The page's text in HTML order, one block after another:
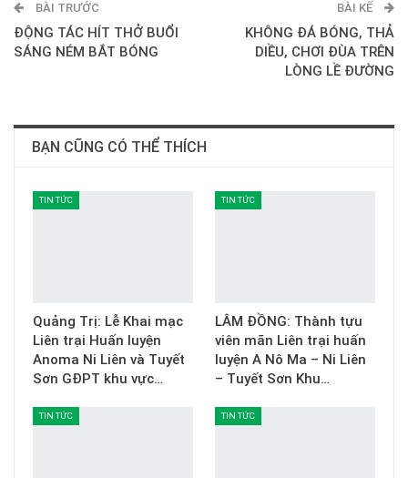
E-mail
BÀI TRƯỚC
ĐỘNG TÁC HÍT THỞ BUỔI
SÁNG NÉM BẮT BÓNG
BÀI KẾ
KHÔNG ĐÁ BÓNG, THẢ
DIỀU, CHƠI ĐÙA TRÊN
LÒNG LỀ ĐƯỜNG
BẠN CŨNG CÓ THỂ THÍCH
TIN TỨC
Quảng Trị: Lễ Khai mạc
Liên trại Huấn luyện
Anoma Ni Liên và Tuyết
Sơn GĐPT khu vực…
TIN TỨC
LÂM ĐỒNG: Thành tựu
viên mãn Liên trại huấn
luyện A Nô Ma – Ni Liên
– Tuyết Sơn Khu…
TIN TỨC TIN TỨC